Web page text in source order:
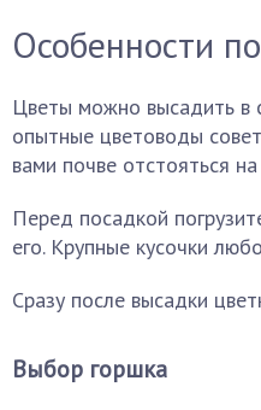
Особенности
Цветы можно высадить в
опытные цветоводы
вами почве отстояться
Перед посадкой
его. Крупные кусочки
Сразу после высадки
Выбор горшка